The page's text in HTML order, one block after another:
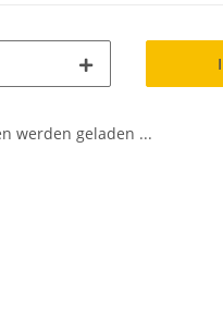
werden geladen ...